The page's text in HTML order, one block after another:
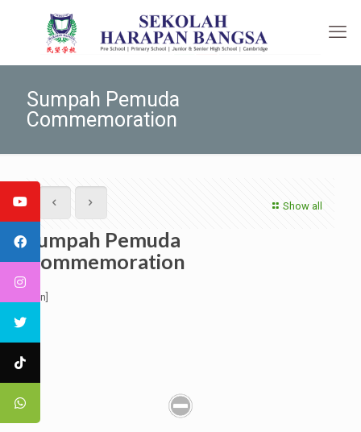
Sumpah Pemuda
Commemoration
Show all
Sumpah Pemuda
Commemoration
[:en]